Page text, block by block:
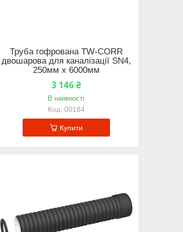
Труба гофрована TW-CORR
двошарова для каналізації SN4,
250мм x 6000мм
3 146 ₴
В наявності
00184
Купити